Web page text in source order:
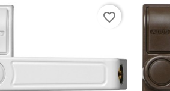
favorite_border